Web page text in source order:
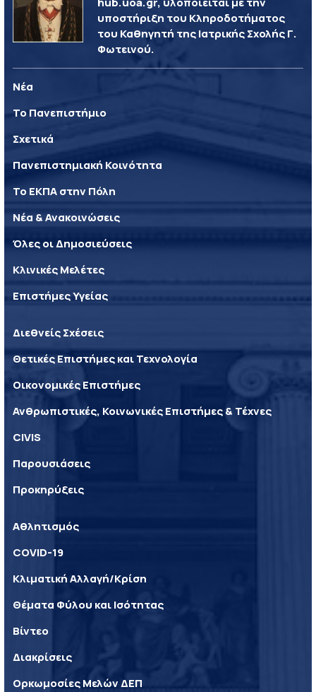
υποστήριξη του Κληροδοτήματος
του Καθηγητή της Ιατρικής Σχολής Γ.
Φωτεινού.
Νέα
Το Πανεπιστήμιο
Σχετικά
Πανεπιστημιακή Κοινότητα
Το ΕΚΠΑ στην Πόλη
Νέα & Ανακοινώσεις
Όλες οι Δημοσιεύσεις
Κλινικές Μελέτες
Επιστήμες Υγείας
Διεθνείς Σχέσεις
Θετικές Επιστήμες και Τεχνολογία
Οικονομικές Επιστήμες
Ανθρωπιστικές, Κοινωνικές Επιστήμες & Τέχνες
CIVIS
Παρουσιάσεις
Προκηρύξεις
Αθλητισμός
COVID-19
Κλιματική Αλλαγή/Κρίση
Θέματα Φύλου και Ισότητας
Βίντεο
Διακρίσεις
Ορκωμοσίες Μελών ΔΕΠ